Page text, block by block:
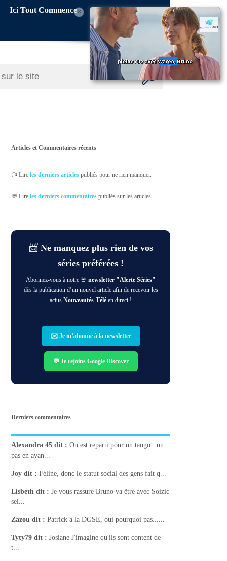
Ici Tout Commence×
Articles et Commentaires récents
📺 Lireles derniers articles publiés pour ne rien manquer.
💬 Lireles derniers commentaires publiés sur les articles.
📨 Ne manquez plus rien de vos
séries préférées !
Abonnez-vous à notre 🚨newsletter "Alerte Séries"
dès la publication d’un nouvel article afin de recevoir les
actusNouveautés-Télé en direct !
✉️ Je m’abonne à la newsletter
💬 Je rejoins Google Discover
Derniers commentaires
Alexandra 45 dit : On est reparti pour un tango : un
pas en avan...
Joy dit : Féline, donc le statut social des gens fait q...
Lisbeth dit : Je vous rassure Bruno va être avec Soizic
sel...
Zazou dit : Patrick a la DGSE, oui pourquoi pas......
Tyty79 dit : Josiane J'imagine qu'ils sont content de
t...